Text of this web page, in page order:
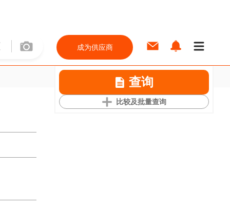
成为供应商
查询
比较及批量查询